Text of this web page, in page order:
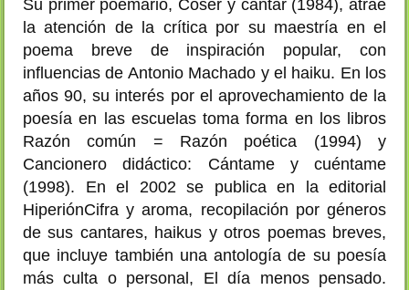
Su primer poemario, Coser y cantar (1984), atrae
la atención de la crítica por su maestría en el
poema breve de inspiración popular, con
influencias de Antonio Machado y el haiku. En los
años 90, su interés por el aprovechamiento de la
poesía en las escuelas toma forma en los libros
Razón común = Razón poética (1994) y
Cancionero didáctico: Cántame y cuéntame
(1998). En el 2002 se publica en la editorial
HiperiónCifra y aroma, recopilación por géneros
de sus cantares, haikus y otros poemas breves,
que incluye también una antología de su poesía
más culta o personal, El día menos pensado.